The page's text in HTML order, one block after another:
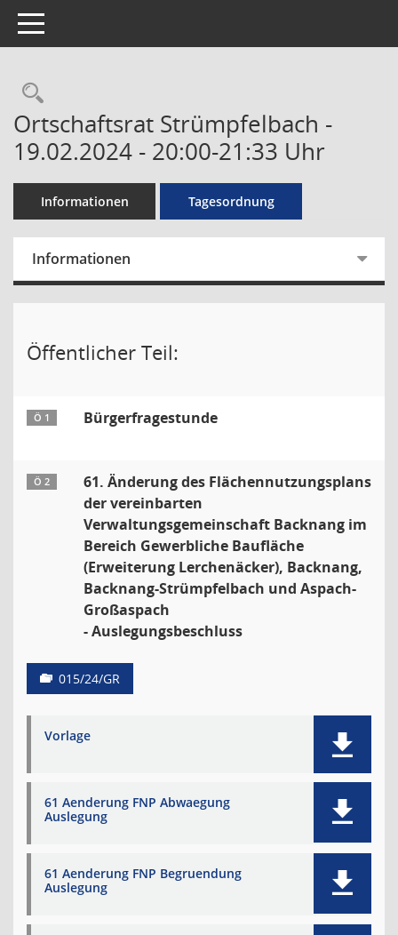
Toggle navigation
Rechercheauswahl
Ortschaftsrat Strümpfelbach -
19.02.2024 - 20:00-21:33 Uhr
Informationen Tagesordnung
Informationen
Öffentlicher Teil:
Ö 1 Bürgerfragestunde
Ö 2
61. Änderung des Flächennutzungsplans
der vereinbarten
Verwaltungsgemeinschaft Backnang im
Bereich Gewerbliche Baufläche
(Erweiterung Lerchenäcker), Backnang,
Backnang-Strümpfelbach und Aspach-
Großaspach
- Auslegungsbeschluss
015/24/GR
Vorlage
61 Aenderung FNP Abwaegung
Auslegung
61 Aenderung FNP Begruendung
Auslegung